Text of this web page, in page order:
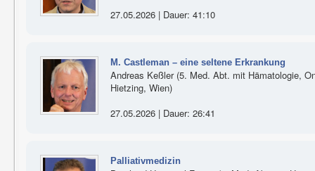
27.05.2026 | Dauer: 41:10
M. Castleman – eine seltene Erkrankung
Andreas Keßler (5. Med. Abt. mit Hämatologie,
Hietzing, Wien)
27.05.2026 | Dauer: 26:41
Palliativmedizin